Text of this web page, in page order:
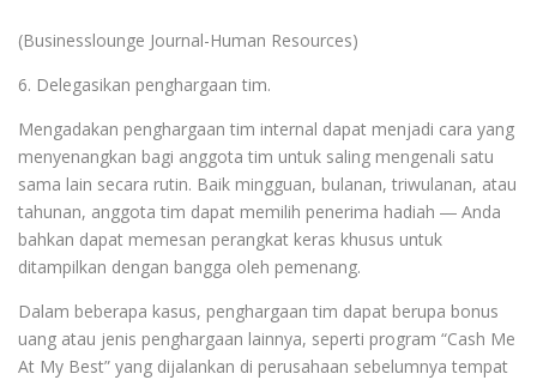
(Businesslounge Journal-Human Resources)
6. Delegasikan penghargaan tim.
Mengadakan penghargaan tim internal dapat menjadi cara yang
menyenangkan bagi anggota tim untuk saling mengenali satu
sama lain secara rutin. Baik mingguan, bulanan, triwulanan, atau
tahunan, anggota tim dapat memilih penerima hadiah ― Anda
bahkan dapat memesan perangkat keras khusus untuk
ditampilkan dengan bangga oleh pemenang.
Dalam beberapa kasus, penghargaan tim dapat berupa bonus
uang atau jenis penghargaan lainnya, seperti program “Cash Me
At My Best” yang dijalankan di perusahaan sebelumnya tempat